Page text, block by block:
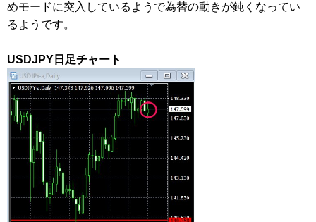
めモードに突入しているようで為替の動きが鈍くなってい
るようです。
USDJPY日足チャート